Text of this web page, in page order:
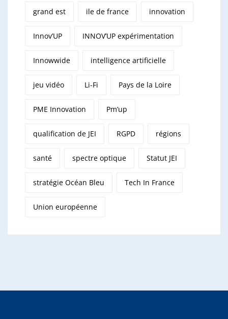
grand est ile de france innovation
Innov’UP INNOV’UP expérimentation
Innowwide intelligence artificielle
jeu vidéo Li-Fi Pays de la Loire
PME Innovation Pm’up
qualification de JEI RGPD régions
santé spectre optique Statut JEI
stratégie Océan Bleu Tech In France
Union européenne